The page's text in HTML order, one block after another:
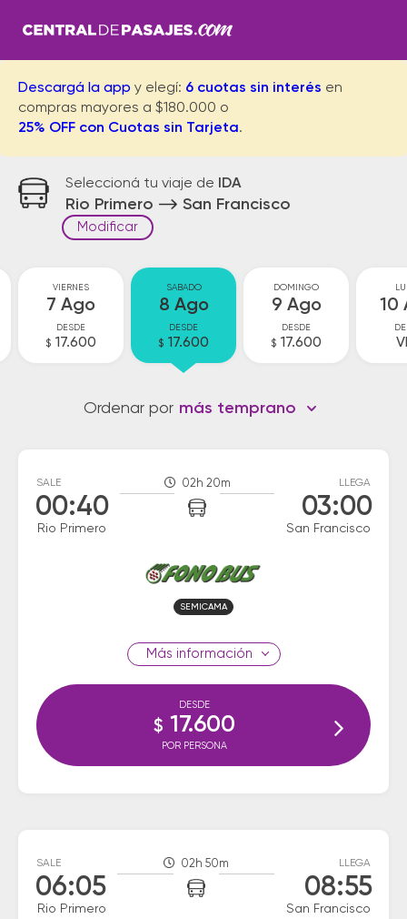
Descargá la app y elegí: 6 cuotas sin interés en
compras mayores a $180.000 o
25% OFF con Cuotas sin Tarjeta.
Seleccioná tu viaje de IDA
Rio Primero San Francisco
Modificar
VIERNES
7 Ago
DESDE
$ 17.600
SABADO
8 Ago
DESDE
$ 17.600
DOMINGO
9 Ago
DESDE
$ 17.600
10
Ordenar por más temprano
SALE
00:40
Rio Primero
02h 20m LLEGA
03:00
San Francisco
SEMICAMA
información
DESDE
$ 17.600
POR PERSONA
SALE
06:05
Rio Primero
02h 50m LLEGA
08:55
San Francisco